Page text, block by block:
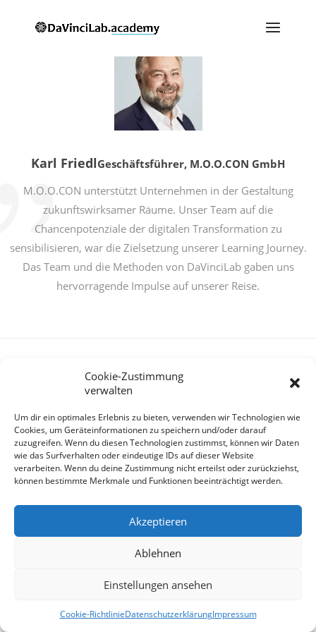
Cookie-Zustimmung
verwalten
Um dir ein optimales Erlebnis zu bieten, verwenden wir Technologien wie
Cookies, um Geräteinformationen zu speichern und/oder darauf
zuzugreifen. Wenn du diesen Technologien zustimmst, können wir Daten
wie das Surfverhalten oder eindeutige IDs auf dieser Website
verarbeiten. Wenn du deine Zustimmung nicht erteilst oder zurückziehst,
können bestimmte Merkmale und Funktionen beeinträchtigt werden.
Akzeptieren
Ablehnen
Einstellungen ansehen
Cookie-RichtlinieDatenschutzerklärungImpressum
Karl FriedlGeschäftsführer, M.O.O.CON GmbH
M.O.O.CON unterstützt Unternehmen in der Gestaltung
zukunftswirksamer Räume. Unser Team auf die
Chancenpotenzialeder digitalen Transformation zu
sensibilisieren, war die Zielsetzung unserer Learning Journey.
Das Team und die Methoden von DaVinciLab gaben uns
hervorragende Impulse auf unserer Reise.
Petia Niederländer
Christian Bartosik
IMPRESSUM
AGB